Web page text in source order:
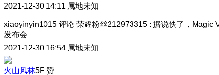
2021-12-30 14:11 属地未知
xiaoyinyin1015 评论 荣耀粉丝212973315 : 据说快了，Magic
发布会
2021-12-30 16:54 属地未知
火山风林5F 赞